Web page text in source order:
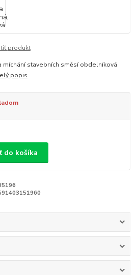
produkt
stavebních směsí obdelníková
popis
do košíka